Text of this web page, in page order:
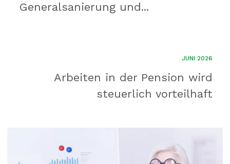
Generalsanierung und...
JUNI 2026
Arbeiten in der Pension wird
steuerlich vorteilhaft